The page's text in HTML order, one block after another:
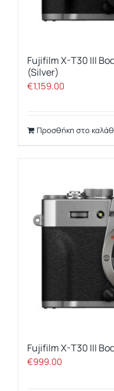
Fujifilm X-T30 III
(Silver)
€1,159.00
Προσθήκη στο
Fujifilm X-T30 III
€999.00